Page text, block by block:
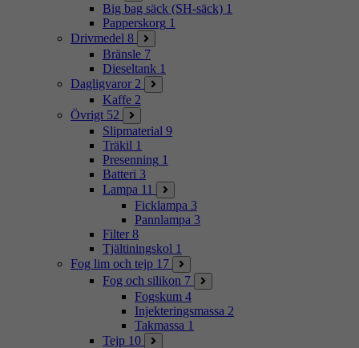
Big bag säck (SH-säck) 1
Papperskorg 1
Drivmedel 8
Bränsle 7
Dieseltank 1
Dagligvaror 2
Kaffe 2
Övrigt 52
Slipmaterial 9
Träkil 1
Presenning 1
Batteri 3
Lampa 11
Ficklampa 3
Pannlampa 3
Filter 8
Tjältiningskol 1
Fog lim och tejp 17
Fog och silikon 7
Fogskum 4
Injekteringsmassa 2
Takmassa 1
Tejp 10